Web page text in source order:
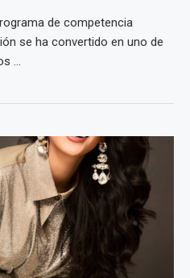
de competencia
se ha convertido en uno de
...